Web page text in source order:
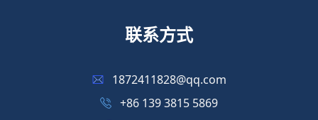
联系方式
1872411828@qq.com
+86 139 3815 5869